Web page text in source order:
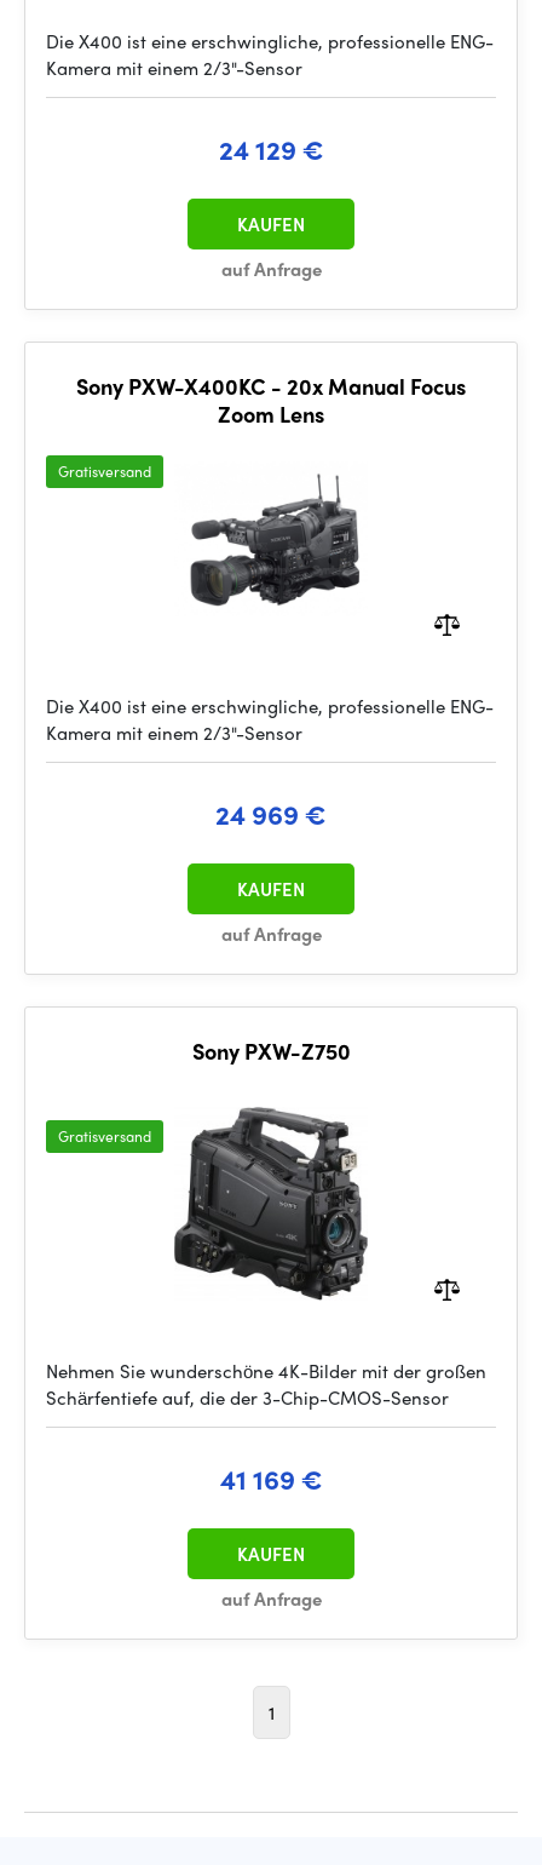
Die X400 ist eine erschwingliche, professionelle ENG-
Kamera mit einem 2/3"-Sensor
24 129 €
auf Anfrage
KAUFEN
Sony PXW-X400KC - 20x Manual Focus
Zoom Lens
Gratisversand
Die X400 ist eine erschwingliche, professionelle ENG-
Kamera mit einem 2/3"-Sensor
24 969 €
auf Anfrage
KAUFEN
Sony PXW-Z750
Gratisversand
Nehmen Sie wunderschöne 4K-Bilder mit der großen
Schärfentiefe auf, die der 3-Chip-CMOS-Sensor
41 169 €
auf Anfrage
KAUFEN
1